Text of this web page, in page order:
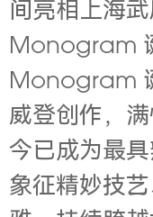
间亮相上海
Monogram
Monogram
威登创作，
今已成为最具
象征精妙技